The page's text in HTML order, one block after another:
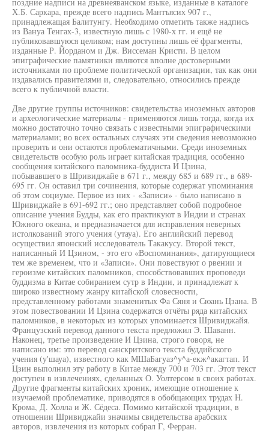
Х.Б. Саркара, прежде всего надпись Мантъясих 907 г.,
принадлежащая Балитунгу. Необходимо отметить также надпись
из Вануа Тенгах-3, известную лишь с 1980-х гг. и ещё не
публиковавшуюся целиком; нам доступны лишь её фрагменты,
изданные Р. Йорданом и Дж. Виссеман Кристи. В целом
эпиграфические памятники являются вполне достоверными
источниками по проблеме политической организации, так как они
издавались правителями и, следовательно, относились прежде
всего к публичной власти.
Две другие группы источников: свидетельства иноземных авторов
и археологические материалы - применяются лишь тогда, когда их
можно достаточно точно связать с известными эпиграфическими
материалами; во всех остальных случаях эти сведения невозможно
проверить и они остаются проблематичными. Среди иноземных
свидетельств особую роль играет китайская традиция, особенно
сообщения китайского паломника-буддиста И Цзина,
побывавшего в Шривиджайе в 671 г., между 685 и 689 гг., в 689-
695 гг. Он оставил три сочинения, которые содержат упоминания
об этом социуме. Первое из них - «Записи» - было написано в
Шривиджайе в 691-692 гг.; оно представляет собой подробное
описание учения Будды, как его практикуют в Индии и странах
Южного океана, и предназначается для исправления неверных
истолкований этого учения (утауа). Его английский перевод
осуществил японский исследователь Такакусу. Второй текст,
написанный И Цзином, - это его «Воспоминания», датирующиеся
тем же временем, что и «Записи». Они повествуют о рвении и
героизме китайских паломников, способствовавших проповеди
буддизма в Китае собиранием сутр в Индии, и принадлежат к
широко известному жанру китайской словесности,
представленному работами знаменитых Фа Сяня и Сюань Цзана. В
этом повествовании И Цзина содержатся отчёты ряда китайских
паломников, в некоторых из которых упоминается Шривиджайя.
Французский перевод данного текста предложил Э. Шаванн.
Наконец, третье произведение И Цзина, строго говоря, не
написано им: это перевод санскритского текста буддийского
учения (у'шауа), известного как МШаБагуаз^у^а-екж^акагтап. И
Цзин выполнил эту работу в Китае между 700 и 703 гг. Этот текст
доступен в извлечениях, сделанных О. Уолтерсом в своих работах.
Другие фрагменты китайских хроник, имеющие отношение к
изучаемой проблематике, приводятся в обобщающих трудах Н.
Крома, Д. Холла и Ж. Сёдеса. Помимо китайской традиции, в
отношении Шривиджайи значимы свидетельства арабских
авторов, извлечения из которых собрал Г, Ферран.